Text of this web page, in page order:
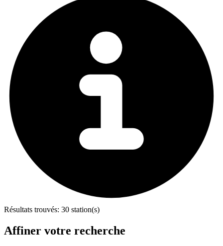
Résultats trouvés: 30 station(s)
Affiner votre recherche